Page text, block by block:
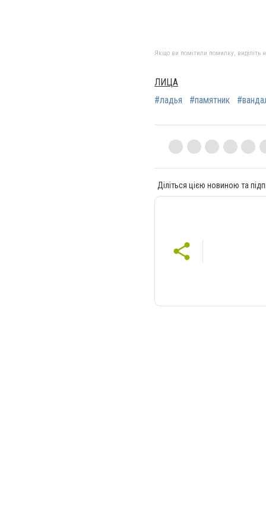
Якщо ви помітили помилку, виділіть
ЛИЦА
#ладья
#памятник
Діліться цією новиною та